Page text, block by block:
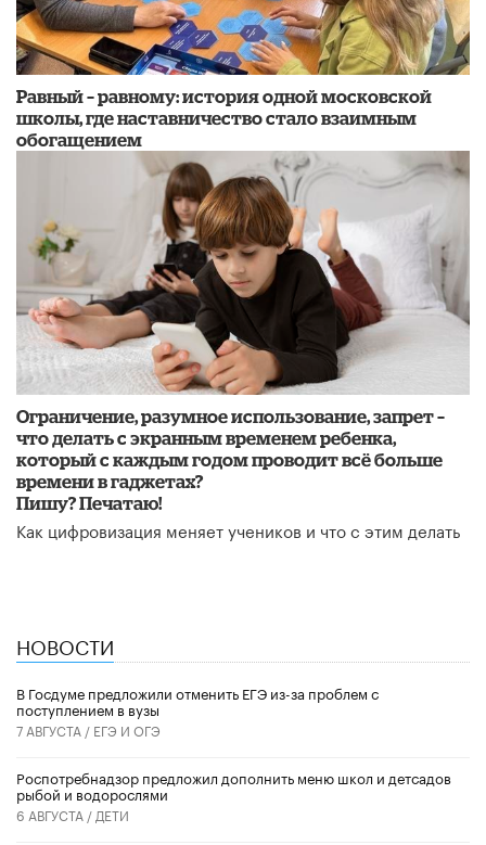
​Равный – равному: история одной московской
школы, где наставничество стало взаимным
обогащением
Ограничение, разумное использование, запрет –
что делать с экранным временем ребенка,
который с каждым годом проводит всё больше
времени в гаджетах?
Пишу? Печатаю!
Как цифровизация меняет учеников и что с этим делать
НОВОСТИ
В Госдуме предложили отменить ЕГЭ из-за проблем с
поступлением в вузы
7 АВГУСТА / ЕГЭ И ОГЭ
Роспотребнадзор предложил дополнить меню школ и детсадов
рыбой и водорослями
6 АВГУСТА / ДЕТИ